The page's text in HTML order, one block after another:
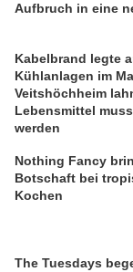
Aufbruch in eine
Kabelbrand legte
Kühlanlagen im
Veitshöchheim
Lebensmittel
werden
Nothing Fancy
Botschaft bei
Kochen
The Tuesdays